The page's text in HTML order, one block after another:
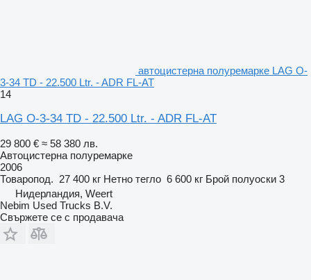
автоцистерна полуремарке LAG O-
3-34 TD - 22.500 Ltr. - ADR FL-AT
14
LAG O-3-34 TD - 22.500 Ltr. - ADR FL-AT
29 800 € ≈ 58 380 лв.
Автоцистерна полуремарке
2006
Товаропод. 27 400 кг Нетно тегло 6 600 кг Брой полуоски 3
Нидерландия, Weert
Nebim Used Trucks B.V.
Свържете се с продавача